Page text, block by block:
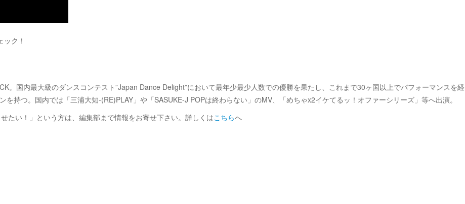
ク！
。国内最大級のダンスコンテスト”Japan Dance Delight”において最年少最少人数での優勝を果たし、これまで30ヶ国以上でパフォーマンスを経
持つ。国内では「三浦大知-(RE)PLAY」や「SASUKE-J POPは終わらない」のMV、「めちゃx2イケてるッ！オファーシリーズ」等へ出演。
たい！」という方は、編集部まで情報をお寄せ下さい。詳しくはこちらへ